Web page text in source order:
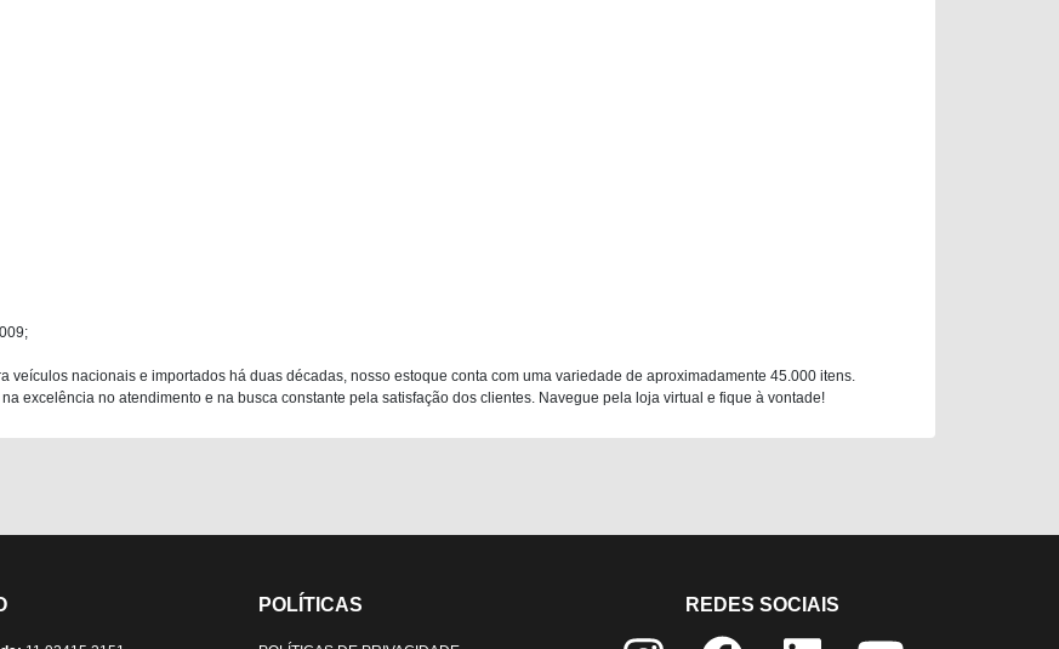
veículos nacionais e importados há duas décadas, nosso estoque conta com uma variedade de aproximadamente 45.000 itens.
excelência no atendimento e na busca constante pela satisfação dos clientes. Navegue pela loja virtual e fique à vontade!
POLÍTICAS REDES SOCIAIS